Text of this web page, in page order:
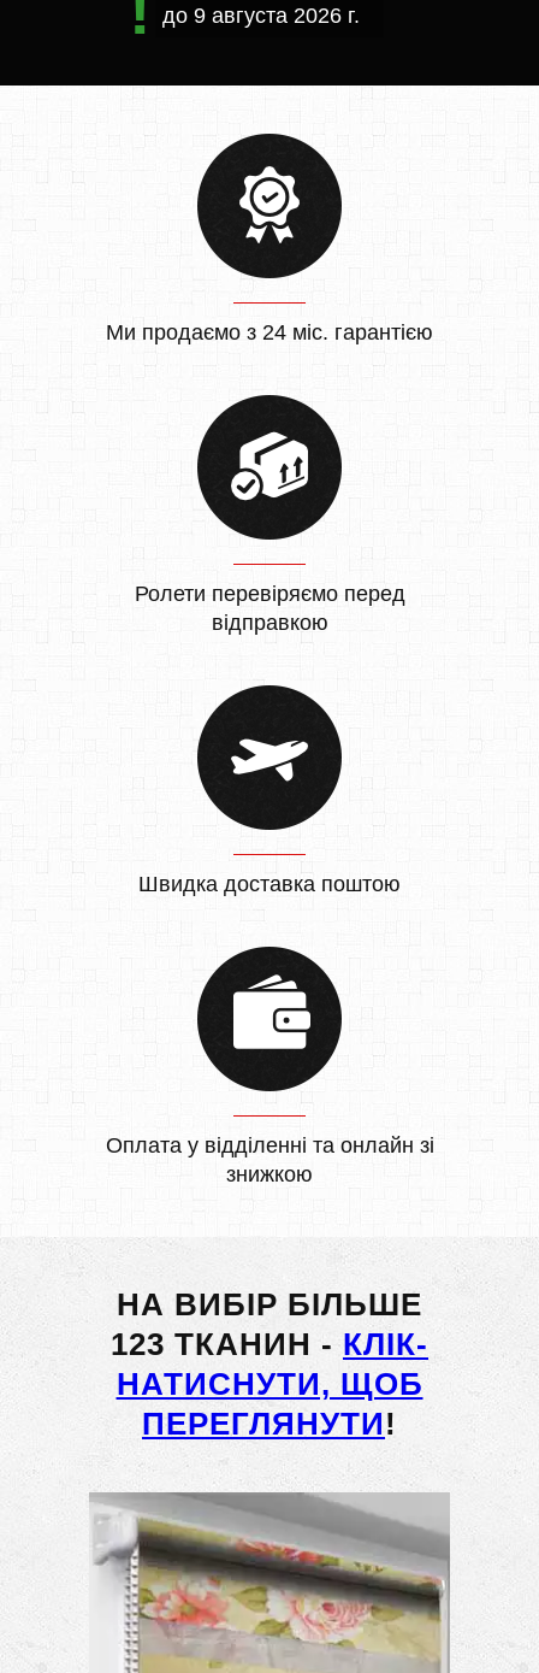
до 9 августа 2026 г.
Ми продаємо з 24 міс. гарантією
Ролети перевіряємо перед
відправкою
Швидка доставка поштою
Оплата у відділенні та онлайн зі
знижкою
НА ВИБІР БІЛЬШЕ
123 ТКАНИН - КЛІК-
НАТИСНУТИ, ЩОБ
ПЕРЕГЛЯНУТИ!